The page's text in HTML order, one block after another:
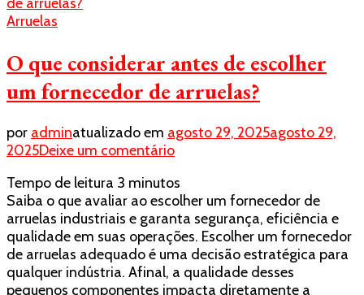
Arruelas
O que considerar antes de escolher
um fornecedor de arruelas?
por adminatualizado em agosto 29, 2025agosto 29,
2025Deixe um comentárioem
que
considerar
antes
de
escolher
um
Tempo de leitura 3 minutos
Saiba o que avaliar ao escolher um fornecedor de
arruelas industriais e garanta segurança, eficiência e
qualidade em suas operações. Escolher um fornecedor
de arruelas adequado é uma decisão estratégica para
qualquer indústria. Afinal, a qualidade desses
pequenos componentes impacta diretamente a